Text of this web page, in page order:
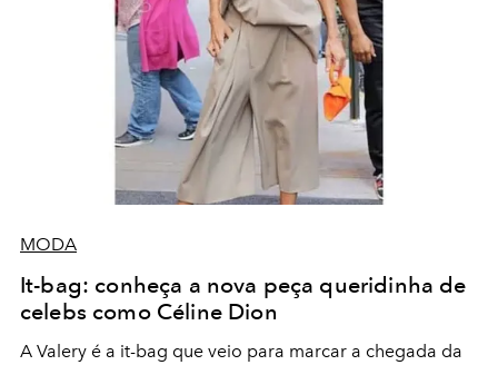
MODA
It-bag: conheça a nova peça queridinha de
celebs como Céline Dion
A Valery é a it-bag que veio para marcar a chegada da